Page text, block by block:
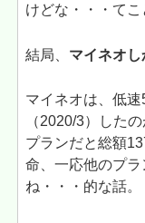
けどな・・・てこ
結局、 マイネオ
マイネオは、低
（2020/3）した
プランだと総額
命、一応他のプ
ね・・・的な話。